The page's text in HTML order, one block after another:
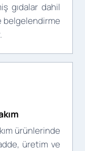
gıdalar dahil
belgelendirme
ürünlerinde
üretim ve